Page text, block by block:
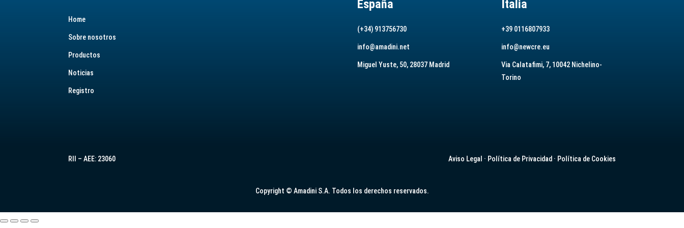
Home
Sobre nosotros
Productos
Noticias
Registro
España
(+34) 913756730
info@amadini.net
Miguel Yuste, 50, 28037 Madrid
Italia
+39 0116807933
info@newcre.eu
Via Calatafimi, 7, 10042 Nichelino-
Torino
RII – AEE: 23060 Aviso Legal · Política de Privacidad· Política de Cookies
Copyright © Amadini S.A. Todos los derechos reservados.